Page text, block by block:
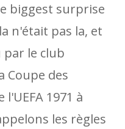
biggest surprise
n'était pas la, et
le club
Coupe des
1971 à
les règles